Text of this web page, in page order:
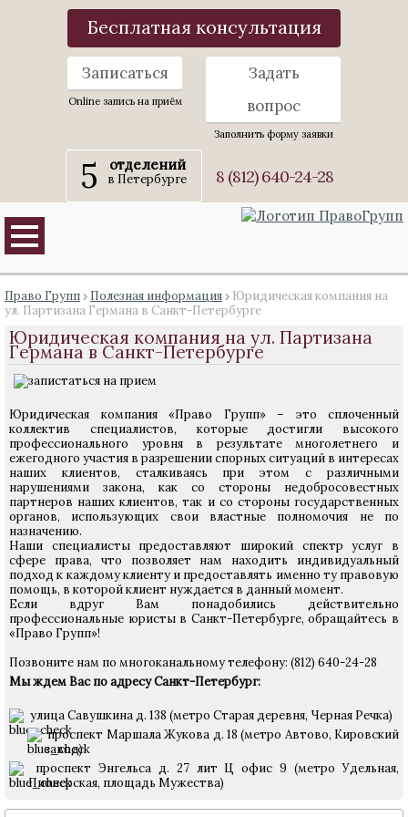
Бесплатная консультация
Записаться
Online запись на приём
Задать
вопрос
Заполнить форму заявки
5 отделений
в Петербурге 8 (812) 640-24-28
Право Групп Полезная информация
Юридическая компания на
ул. Партизана Германа в Санкт-Петербурге
Юридическая компания на ул. Партизана
Германа в Санкт-Петербурге
Юридическая компания «Право Групп» – это сплоченный
коллектив специалистов, которые достигли высокого
профессионального уровня в результате многолетнего и
ежегодного участия в разрешении спорных ситуаций в интересах
наших клиентов, сталкиваясь при этом с различными
нарушениями закона, как со стороны недобросовестных
партнеров наших клиентов, так и со стороны государственных
органов, использующих свои властные полномочия не по
назначению.
Наши специалисты предоставляют широкий спектр услуг в
сфере права, что позволяет нам находить индивидуальный
подход к каждому клиенту и предоставлять именно ту правовую
помощь, в которой клиент нуждается в данный момент.
Если вдруг Вам понадобились действительно
профессиональные юристы в Санкт-Петербурге, обращайтесь в
«Право Групп»!
Позвоните нам по многоканальному телефону: (812) 640-24-28
Мы ждем Вас по адресу Санкт-Петербург:
улица Савушкина д. 138 (метро Старая деревня, Черная Речка)
проспект Маршала Жукова д. 18 (метро Автово, Кировский
завод)
проспект Энгельса д. 27 лит Ц офис 9 (метро Удельная,
Пионерская, площадь Мужества)